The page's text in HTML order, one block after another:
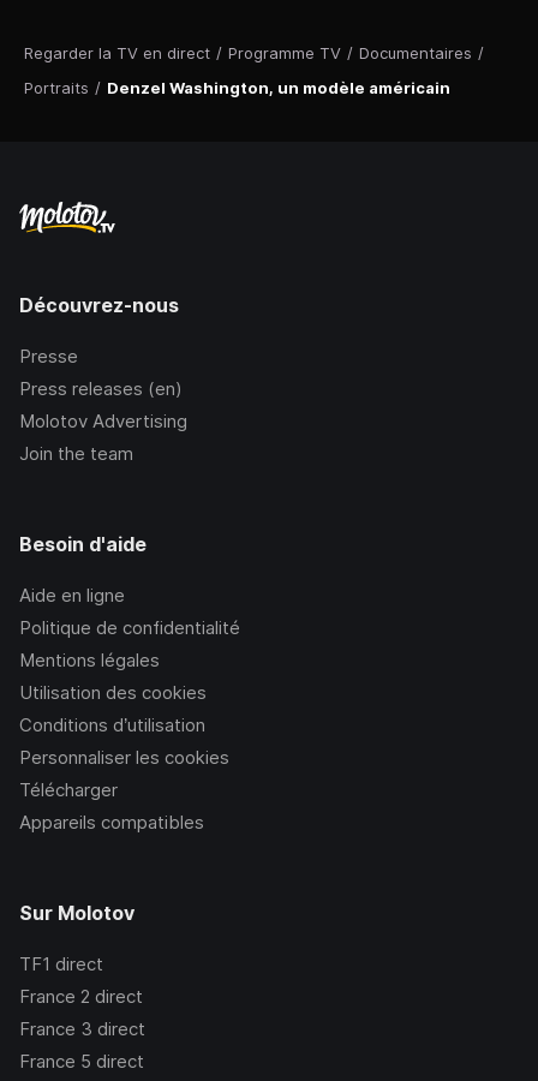
Regarder la TV en direct / Programme TV / Documentaires /
Portraits / Denzel Washington, un modèle américain
Découvrez-nous
Presse
Press releases (en)
Molotov Advertising
Join the team
Besoin d'aide
Aide en ligne
Politique de confidentialité
Mentions légales
Utilisation des cookies
Conditions d’utilisation
Personnaliser les cookies
Télécharger
Appareils compatibles
Sur Molotov
TF1 direct
France 2 direct
France 3 direct
France 5 direct